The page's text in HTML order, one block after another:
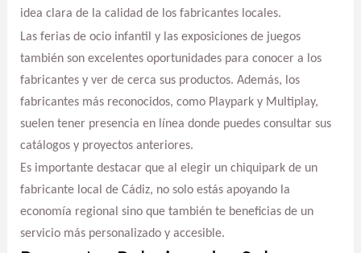
idea clara de la calidad de los fabricantes locales.
Las ferias de ocio infantil y las exposiciones de juegos
también son excelentes oportunidades para conocer a los
fabricantes y ver de cerca sus productos. Además, los
fabricantes más reconocidos, como Playpark y Multiplay,
suelen tener presencia en línea donde puedes consultar sus
catálogos y proyectos anteriores.
Es importante destacar que al elegir un chiquipark de un
fabricante local de Cádiz, no solo estás apoyando la
economía regional sino que también te beneficias de un
servicio más personalizado y accesible.